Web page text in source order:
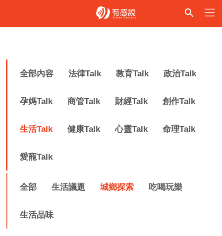
全部內容 法律Talk 教育Talk 政治Talk
孕媽Talk 商管Talk 財經Talk 創作Talk
生活Talk 健康Talk 心靈Talk 命理Talk
愛寵Talk
全部 生活議題 城鄉探索 吃喝玩樂
生活品味